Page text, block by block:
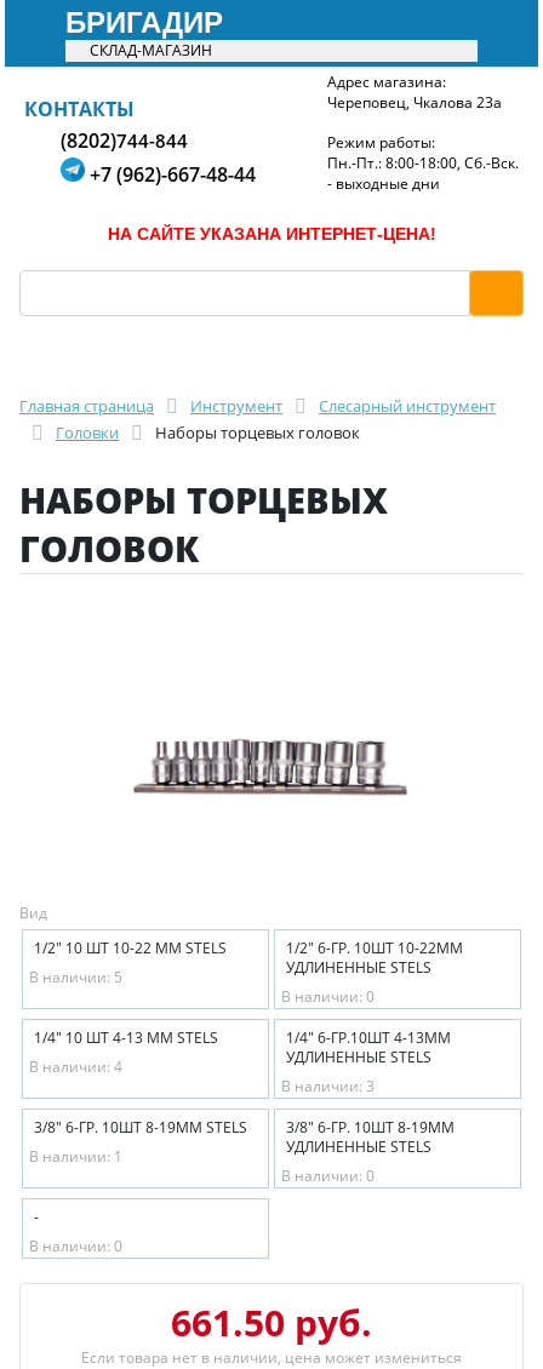
БРИГАДИР
СКЛАД-МАГАЗИН
БРИГАДИР
КОНТАКТЫ
(8202)744-844
+7 (962)-667-48-44
Адрес магазина:
Череповец, Чкалова 23а
Режим работы:
Пн.-Пт.: 8:00-18:00, Сб.-Вск.
- выходные дни
НА САЙТЕ УКАЗАНА ИНТЕРНЕТ-ЦЕНА!
Главная страница Инструмент
Слесарный инструмент
Головки
Наборы торцевых головок
НАБОРЫ ТОРЦЕВЫХ
ГОЛОВОК
Вид
1/2" 10 ШТ 10-22 ММ STELS
В наличии: 5
1/2" 6-ГР. 10ШТ 10-22ММ
УДЛИНЕННЫЕ STELS
В наличии: 0
1/4" 10 ШТ 4-13 ММ STELS
В наличии: 4
1/4" 6-ГР.10ШТ 4-13ММ
УДЛИНЕННЫЕ STELS
В наличии: 3
3/8" 6-ГР. 10ШТ 8-19ММ STELS
В наличии: 1
3/8" 6-ГР. 10ШТ 8-19ММ
УДЛИНЕННЫЕ STELS
В наличии: 0
-
В наличии: 0
661.50 руб.
Если товара нет в наличии, цена может измениться